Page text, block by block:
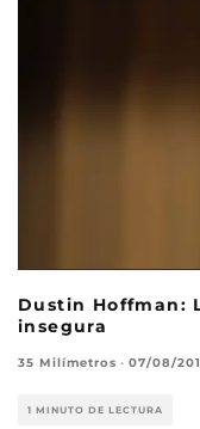
Dustin Hoffman:
insegura
35 Milímetros · 07/08/
1 MINUTO DE LECTURA